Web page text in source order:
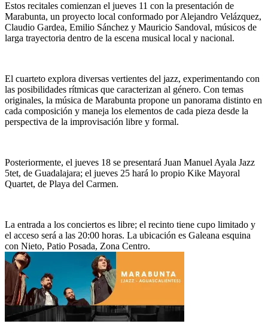
Estos recitales comienzan el jueves 11 con la presentación de
Marabunta, un proyecto local conformado por Alejandro Velázquez,
Claudio Gardea, Emilio Sánchez y Mauricio Sandoval, músicos de
larga trayectoria dentro de la escena musical local y nacional.
El cuarteto explora diversas vertientes del jazz, experimentando con
las posibilidades rítmicas que caracterizan al género. Con temas
originales, la música de Marabunta propone un panorama distinto en
cada composición y maneja los elementos de cada pieza desde la
perspectiva de la improvisación libre y formal.
Posteriormente, el jueves 18 se presentará Juan Manuel Ayala Jazz
5tet, de Guadalajara; el jueves 25 hará lo propio Kike Mayoral
Quartet, de Playa del Carmen.
La entrada a los conciertos es libre; el recinto tiene cupo limitado y
el acceso será a las 20:00 horas. La ubicación es Galeana esquina
con Nieto, Patio Posada, Zona Centro.